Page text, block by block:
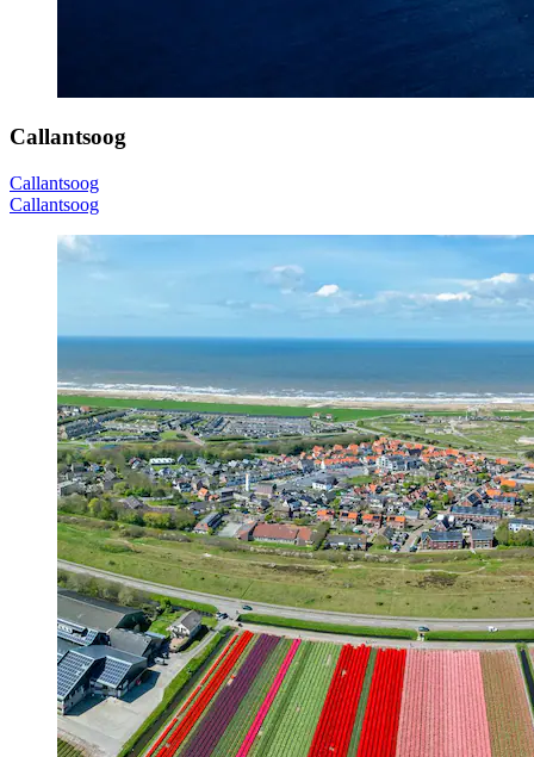
Callantsoog
Callantsoog
Callantsoog